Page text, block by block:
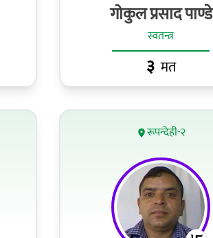
गोकुल प्रसाद पाण्डे
स्वतन्त्र
३ मत
रूपन्देही-२